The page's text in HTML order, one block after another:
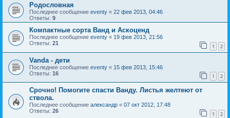
Родословная
Последнее сообщение eventy « 22 фев 2013, 04:46
Ответы: 9
Компактные сорта Ванд и Аскоценд
Последнее сообщение eventy « 19 фев 2013, 21:56
Ответы: 21 1 2
Vanda - дети
Последнее сообщение eventy « 15 фев 2013, 15:46
Ответы: 16 1 2
Срочно! Помогите спасти Ванду. Листья желтеют от
ствола.
Последнее сообщение александр « 07 окт 2012, 17:48
Ответы: 26 1 2